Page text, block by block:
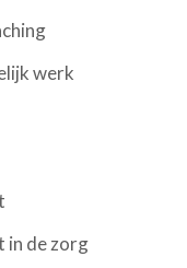
werk
in de zorg